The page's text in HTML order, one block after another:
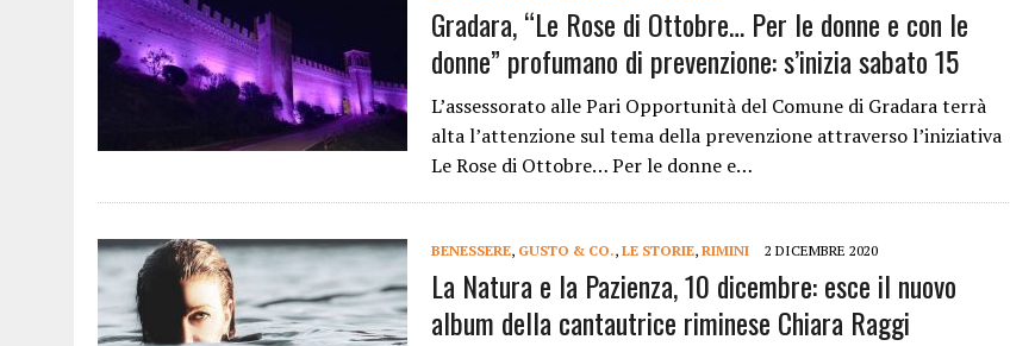
Gradara, “Le Rose di Ottobre… Per le donne e con le
donne” profumano di prevenzione: s’inizia sabato 15
L’assessorato alle Pari Opportunità del Comune di Gradara terrà
alta l’attenzione sul tema della prevenzione attraverso l’iniziativa
Le Rose di Ottobre… Per le donne e…
BENESSERE, GUSTO & CO., LE STORIE, RIMINI 2 DICEMBRE 2020
La Natura e la Pazienza, 10 dicembre: esce il nuovo
album della cantautrice riminese Chiara Raggi